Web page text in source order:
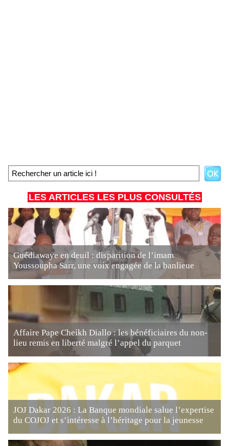
LES ARTICLES LES PLUS CONSULTÉS
Guédiawaye en deuil : disparition de l’imam
Youssoupha Sarr, une voix engagée de la banlieue
Affaire Pape Cheikh Diallo : les bénéficiaires du non-
lieu remis en liberté malgré l’appel du parquet
JOJ Dakar 2026 : La Banque mondiale salue l’expertise
du COJOJ et s’intéresse à l’héritage pour la jeunesse